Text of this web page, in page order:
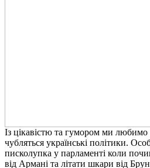
Із цікавістю та гумором ми любимо
чубляться українські політики.
писколупка у парламенті коли
від Армані та літати шкари від